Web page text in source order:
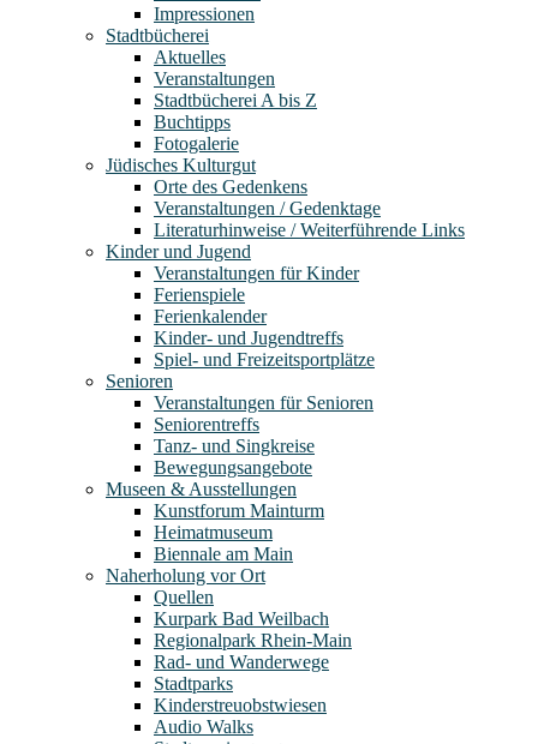
Impressionen
Stadtbücherei
Aktuelles
Veranstaltungen
Stadtbücherei A bis Z
Buchtipps
Fotogalerie
Jüdisches Kulturgut
Orte des Gedenkens
Veranstaltungen / Gedenktage
Literaturhinweise / Weiterführende Links
Kinder und Jugend
Veranstaltungen für Kinder
Ferienspiele
Ferienkalender
Kinder- und Jugendtreffs
Spiel- und Freizeitsportplätze
Senioren
Veranstaltungen für Senioren
Seniorentreffs
Tanz- und Singkreise
Bewegungsangebote
Museen & Ausstellungen
Kunstforum Mainturm
Heimatmuseum
Biennale am Main
Naherholung vor Ort
Quellen
Kurpark Bad Weilbach
Regionalpark Rhein-Main
Rad- und Wanderwege
Stadtparks
Kinderstreuobstwiesen
Audio Walks